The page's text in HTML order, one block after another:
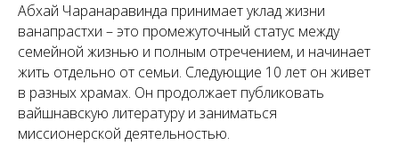
Абхай Чаранаравинда принимает уклад жизни
ванапрастхи – это промежуточный статус между
семейной жизнью и полным отречением, и начинает
жить отдельно от семьи. Следующие 10 лет он живет
в разных храмах. Он продолжает публиковать
вайшнавскую литературу и заниматься
миссионерской деятельностью.